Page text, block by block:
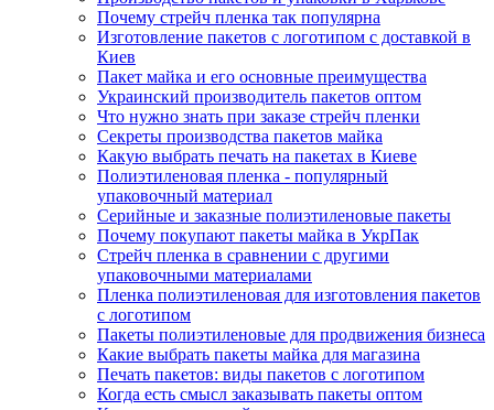
Почему стрейч пленка так популярна
Изготовление пакетов с логотипом с доставкой в
Киев
Пакет майка и его основные преимущества
Украинский производитель пакетов оптом
Что нужно знать при заказе стрейч пленки
Секреты производства пакетов майка
Какую выбрать печать на пакетах в Киеве
Полиэтиленовая пленка - популярный
упаковочный материал
Серийные и заказные полиэтиленовые пакеты
Почему покупают пакеты майка в УкрПак
Стрейч пленка в сравнении с другими
упаковочными материалами
Пленка полиэтиленовая для изготовления пакетов
с логотипом
Пакеты полиэтиленовые для продвижения бизнеса
Какие выбрать пакеты майка для магазина
Печать пакетов: виды пакетов с логотипом
Когда есть смысл заказывать пакеты оптом